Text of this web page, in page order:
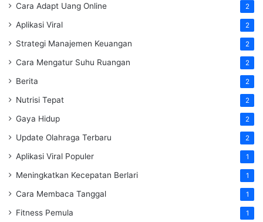
Cara Adapt Uang Online 2
Aplikasi Viral 2
Strategi Manajemen Keuangan 2
Cara Mengatur Suhu Ruangan 2
Berita 2
Nutrisi Tepat 2
Gaya Hidup 2
Update Olahraga Terbaru 2
Aplikasi Viral Populer 1
Meningkatkan Kecepatan Berlari 1
Cara Membaca Tanggal 1
Fitness Pemula 1